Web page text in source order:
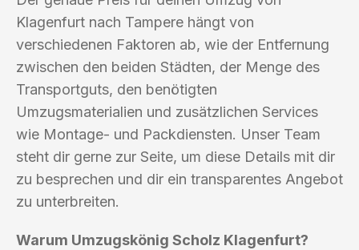
Klagenfurt nach Tampere hängt von
verschiedenen Faktoren ab, wie der Entfernung
zwischen den beiden Städten, der Menge des
Transportguts, den benötigten
Umzugsmaterialien und zusätzlichen Services
wie Montage- und Packdiensten. Unser Team
steht dir gerne zur Seite, um diese Details mit dir
zu besprechen und dir ein transparentes Angebot
zu unterbreiten.
Warum Umzugskönig Scholz Klagenfurt?